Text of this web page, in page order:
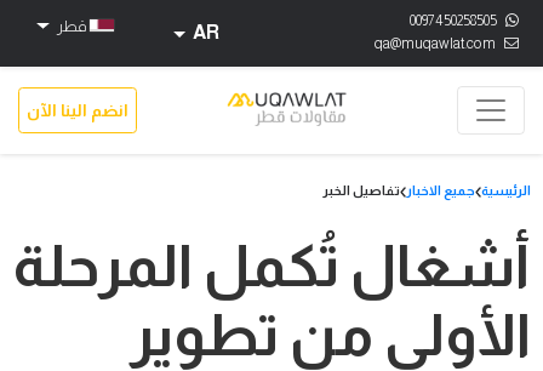
0097450258505
qa@muqawlat.com
AR قطر
انضم الينا الآن
الرئيسية جميع الاخبار تفاصيل الخبر
أشغال تُكمل المرحلة
الأولى من تطوير